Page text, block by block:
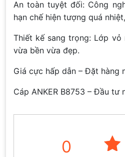
An toàn tuyệt đối: Công
hạn chế hiện tượng quá
Thiết kế sang trọng: Lớp vỏ
vừa bền vừa đẹp.
Giá cực hấp dẫn – Đặt hàng
Cáp ANKER B8753 – Đầu tư
0